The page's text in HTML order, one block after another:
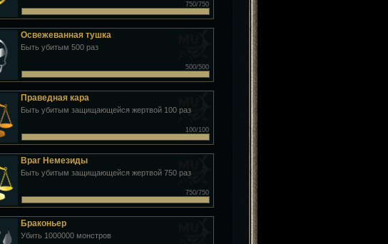
750/750
Освежеванная тушка
Быть убитым 500 раз
500/500
Праведная кара
Быть убитым защищающейся жертвой 100 раз
100/100
Враг Немезиды
Быть убитым защищающейся жертвой 750 раз
750/750
Браконьер
Убить 1000000 монстров